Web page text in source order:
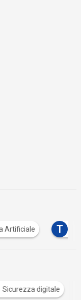
T tracciabilità
Sicurezza digitale